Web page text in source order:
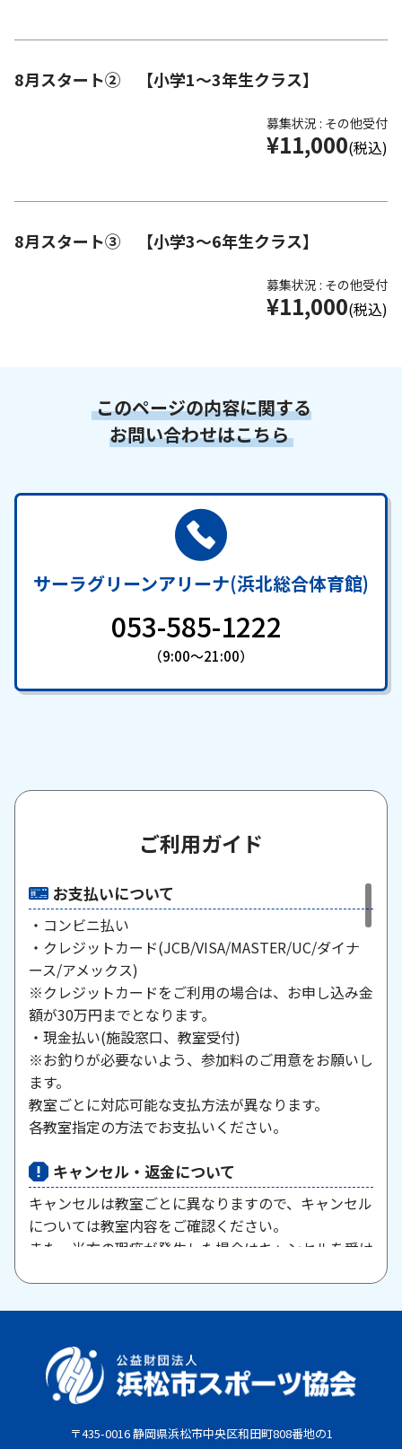
8月スタート② 【小学1～3年生クラス】
募集状況 : その他受付
¥11,000(税込)
8月スタート③ 【小学3～6年生クラス】
募集状況 : その他受付
¥11,000(税込)
このページの内容に関する
お問い合わせはこちら
サーラグリーンアリーナ(浜北総合体育館)
053-585-1222
（9:00～21:00）
ご利用ガイド
お支払いについて
・コンビニ払い
・クレジットカード(JCB/VISA/MASTER/UC/ダイナ
ース/アメックス)
※クレジットカードをご利用の場合は、お申し込み金
額が30万円までとなります。
・現金払い(施設窓口、教室受付)
※お釣りが必要ないよう、参加料のご用意をお願いし
ます。
教室ごとに対応可能な支払方法が異なります。
各教室指定の方法でお支払いください。
キャンセル・返金について
キャンセルは教室ごとに異なりますので、キャンセル
については教室内容をご確認ください。
また、当方の瑕疵が発生した場合はキャンセルを受け
原則として、一旦納入された参加料・受講料は返金い
としていたしません。教室期間中にケガ・病気等によ
り、医師から運動制限が出された場合は、担当者まで
ご相談ください。
〒435-0016 静岡県浜松市中央区和田町808番地の1